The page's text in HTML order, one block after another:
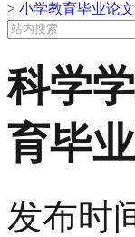
> 小学教育毕业论文
科学
育毕
发布时